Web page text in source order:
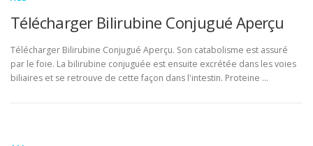
Télécharger Bilirubine Conjugué Aperçu
Télécharger Bilirubine Conjugué Aperçu. Son catabolisme est assuré
par le foie. La bilirubine conjuguée est ensuite excrétée dans les voies
biliaires et se retrouve de cette façon dans l'intestin. Proteine …